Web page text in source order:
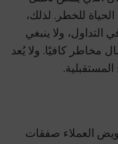
للخطر. لذلك،
ولا ينبغي
مخاطر كافيًا. ولا يُعد
العملاء صفقات